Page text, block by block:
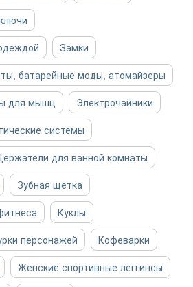
Замки
батарейные моды, атомайзеры
для мышц
Электрочайники
системы
для ванной комнаты
Зубная щетка
Куклы
персонажей
Кофеварки
Женские спортивные леггинсы